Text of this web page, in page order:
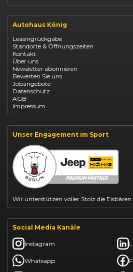
Renault Arkana Leasing
Renault Captur Leasing
Opel Astra leasen
Opel Mokka kaufen
Opel Grandland finanzieren
Opel Vivaro Gewerbeleasing
Fiat 500 finanzieren
Fiat Panda leasen
Dacia Duster finanzieren
Dacia Sandero kaufen
Dacia Jogger leasen
Jeep Compass leasen
Jeep Renegade finanzieren
Suzuki Swift finanzieren
BYD Dolphin finanzieren
Kia Ceed finanzieren
Kia Sportage leasen
Mazda CX-30 finanzieren
Citroën C3 leasen
Autohaus König
Leasingrückgabe
Standorte & Öffnungszeiten
Kontakt
Über uns
Newsletter abonnieren
Bewerten Sie uns
Jobangebote
Datenschutz
AGB
Impressum
Unser Engagement im Sport
Wir unterstützen voller Stolz die Eisbären
Social Media Kanäle
Instagram
Whatsapp